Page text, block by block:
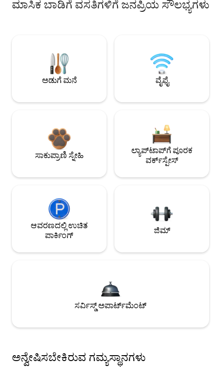
ಮಾಸಿಕ ಬಾಡಿಗೆ ವಸತಿಗಳಿಗೆ ಜನಪ್ರಿಯ ಸೌಲಭ್ಯಗಳು
ಅಡುಗೆ ಮನೆ ವೈಫೈ
ಸಾಕುಪ್ರಾಣಿ ಸ್ನೇಹಿ
ಲ್ಯಾಪ್‌ಟಾಪ್‌ಗೆ ಪೂರಕ
ವರ್ಕ್‌ಸ್ಪೇಸ್
ಆವರಣದಲ್ಲಿ ಉಚಿತ
ಪಾರ್ಕಿಂಗ್
ಜಿಮ್
ಸರ್ವಿಸ್ಡ್ ಅಪಾರ್ಟ್‌ಮೆಂಟ್
ಅನ್ವೇಷಿಸಬೇಕಿರುವ ಗಮ್ಯಸ್ಥಾನಗಳು